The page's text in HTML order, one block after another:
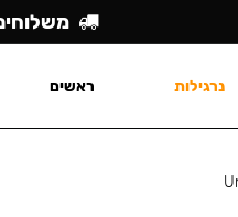
נרגילות ראשים